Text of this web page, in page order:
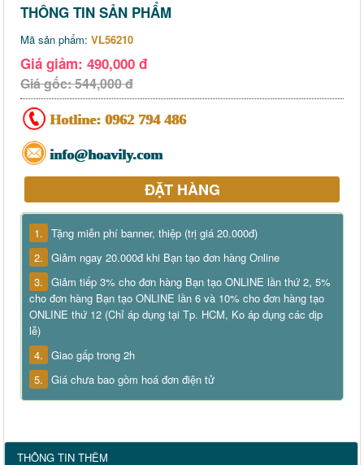
THÔNG TIN SẢN PHẨM
Mã sản phẩm: VL56210
Giá giảm: 490,000 đ
Giá gốc: 544,000 đ
Hotline: 0962 794 486
info@hoavily.com
ĐẶT HÀNG
1. Tặng miễn phí banner, thiệp (trị giá 20.000đ)
2. Giảm ngay 20.000đ khi Bạn tạo đơn hàng Online
3. Giảm tiếp 3% cho đơn hàng Bạn tạo ONLINE lần thứ 2, 5%
cho đơn hàng Bạn tạo ONLINE lần 6 và 10% cho đơn hàng tạo
ONLINE thứ 12 (Chỉ áp dụng tại Tp. HCM, Ko áp dụng các dịp
lễ)
4. Giao gấp trong 2h
5. Giá chưa bao gồm hoá đơn điện tử
THÔNG TIN THÊM